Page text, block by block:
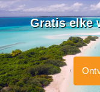
Gratis elke